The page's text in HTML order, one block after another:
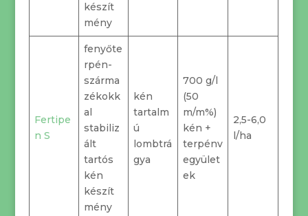
készít
mény
Fertipe
n S
fenyőte
rpén-
szárma
zékokk
al
stabiliz
ált
tartós
kén
készít
mény
kén
tartalm
ú
lombtrá
gya
700 g/l
(50
m/m%)
kén +
terpénv
egyület
ek
2,5-6,0
l/ha